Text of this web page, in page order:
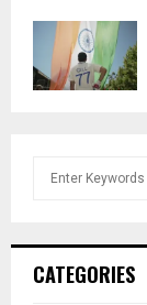
h
CATEGORIES